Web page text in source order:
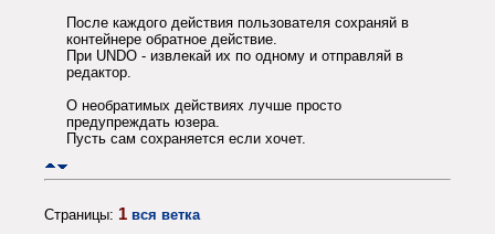
После каждого действия пользователя сохраняй в
контейнере обратное действие.
При UNDO - извлекай их по одному и отправляй в
редактор.
О необратимых действиях лучше просто
предупреждать юзера.
Пусть сам сохраняется если хочет.
Страницы: 1 вся ветка